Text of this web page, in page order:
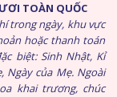
TOÀN QUỐC
trong ngày, khu vực
hoặc thanh toán
biệt: Sinh Nhật, Kỉ
Ngày của Mẹ. Ngoài
khai trương, chúc